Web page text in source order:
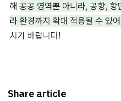
해 공공 영역뿐 아니라, 공항,
라 환경까지 확대 적용될 수 있
시기 바랍니다!
Share article